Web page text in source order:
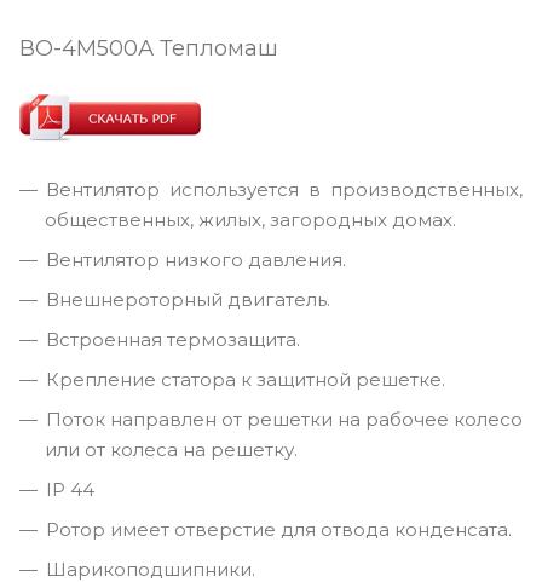
ВО-4М500А Тепломаш
Вентилятор используется в производственных,
общественных, жилых, загородных домах.
Вентилятор низкого давления.
Внешнероторный двигатель.
Встроенная термозащита.
Крепление статора к защитной решетке.
Поток направлен от решетки на рабочее колесо
или от колеса на решетку.
IP 44
Ротор имеет отверстие для отвода конденсата.
Шарикоподшипники.